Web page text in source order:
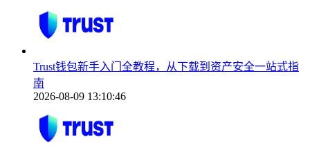
Trust钱包新手入门全教程，从下载到资产安全一站式指
南
2026-08-09 13:10:46